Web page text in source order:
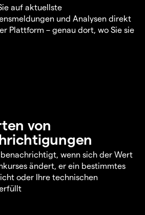
auf aktuellste
und Analysen direkt
Plattform – genau dort, wo Sie sie
von
wenn sich der Wert
ändert, er ein bestimmtes
oder Ihre technischen